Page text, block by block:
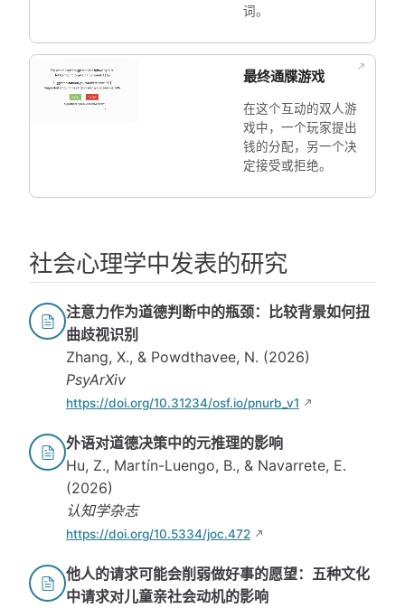
词。
最终通牒游戏
在这个互动的双人游
戏中，一个玩家提出
钱的分配，另一个决
定接受或拒绝。
社会心理学中发表的研究
注意力作为道德判断中的瓶颈：比较背景如何扭
曲歧视识别
Zhang, X., & Powdthavee, N. (2026)
PsyArXiv
https://doi.org/10.31234/osf.io/pnurb_v1
外语对道德决策中的元推理的影响
Hu, Z., Martín-Luengo, B., & Navarrete, E.
(2026)
认知学杂志
https://doi.org/10.5334/joc.472
他人的请求可能会削弱做好事的愿望：五种文化
中请求对儿童亲社会动机的影响